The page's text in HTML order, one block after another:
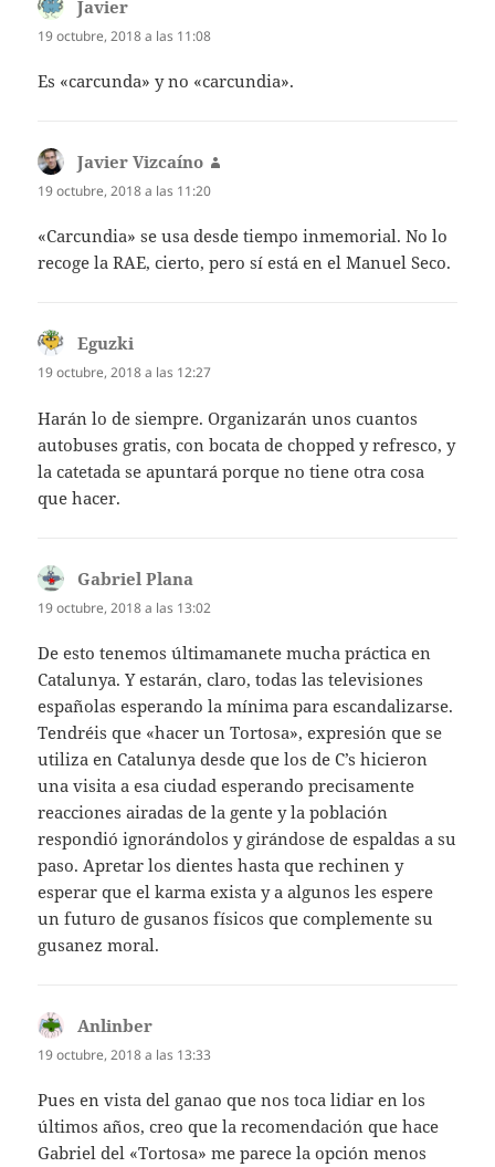
Javier
19 octubre, 2018 a las 11:08
Es «carcunda» y no «carcundia».
Javier Vizcaíno
19 octubre, 2018 a las 11:20
«Carcundia» se usa desde tiempo inmemorial. No lo
recoge la RAE, cierto, pero sí está en el Manuel Seco.
Eguzki
19 octubre, 2018 a las 12:27
Harán lo de siempre. Organizarán unos cuantos
autobuses gratis, con bocata de chopped y refresco, y
la catetada se apuntará porque no tiene otra cosa
que hacer.
Gabriel Plana
19 octubre, 2018 a las 13:02
De esto tenemos últimamanete mucha práctica en
Catalunya. Y estarán, claro, todas las televisiones
españolas esperando la mínima para escandalizarse.
Tendréis que «hacer un Tortosa», expresión que se
utiliza en Catalunya desde que los de C’s hicieron
una visita a esa ciudad esperando precisamente
reacciones airadas de la gente y la población
respondió ignorándolos y girándose de espaldas a su
paso. Apretar los dientes hasta que rechinen y
esperar que el karma exista y a algunos les espere
un futuro de gusanos físicos que complemente su
gusanez moral.
Anlinber
19 octubre, 2018 a las 13:33
Pues en vista del ganao que nos toca lidiar en los
últimos años, creo que la recomendación que hace
Gabriel del «Tortosa» me parece la opción menos